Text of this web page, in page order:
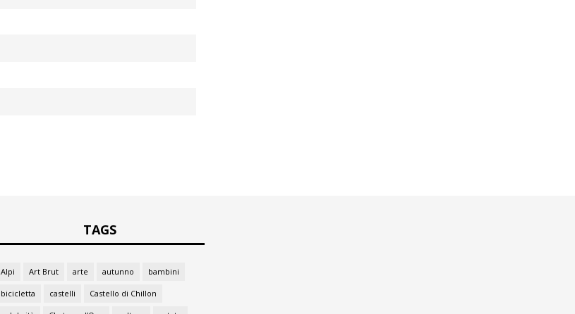
TAGS
Alpi Art Brut arte autunno bambini
bicicletta castelli Castello di Chillon